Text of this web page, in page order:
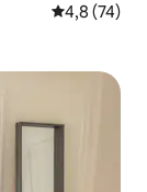
Note
4,8 (74)